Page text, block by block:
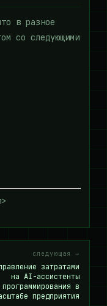
в разное
со следующими
следующая →
затратами
на AI-ассистенты
программирования в
предприятия